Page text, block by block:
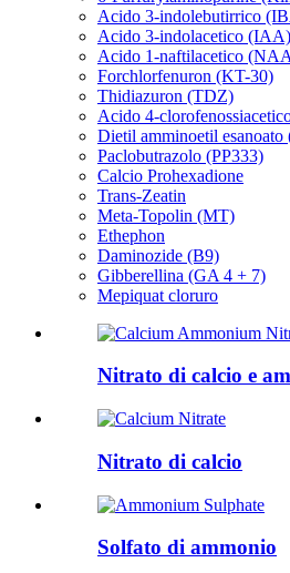
Acido 3-indolebutirrico
Acido 3-indolacetico (IAA)
Acido 1-naftilacetico
Forchlorfenuron (KT-30)
Thidiazuron (TDZ)
Acido 4-
Dietil amminoetil
Paclobutrazolo (PP333)
Calcio Prohexadione
Trans-Zeatin
Meta-Topolin (MT)
Ethephon
Daminozide (B9)
Gibberellina (GA 4 + 7)
Mepiquat cloruro
Nitrato di calcio e
Nitrato di calcio
Solfato di ammonio